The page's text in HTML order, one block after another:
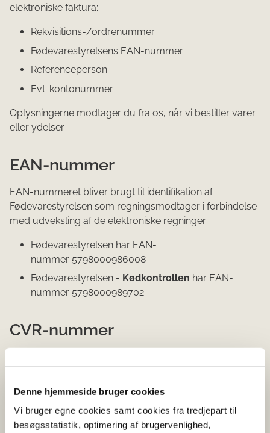
Denne hjemmeside bruger cookies
Vi bruger egne cookies samt cookies fra tredjepart til
besøgsstatistik, optimering af brugervenlighed,
elektroniske faktura:
Rekvisitions-/ordrenummer
Fødevarestyrelsens EAN-nummer
Referenceperson
Evt. kontonummer
Oplysningerne modtager du fra os, når vi bestiller varer
eller ydelser.
EAN-nummer
EAN-nummeret bliver brugt til identifikation af
Fødevarestyrelsen som regningsmodtager i forbindelse
med udveksling af de elektroniske regninger.
Fødevarestyrelsen har EAN-
nummer 5798000986008
Fødevarestyrelsen - Kødkontrollen har EAN-
nummer 5798000989702
CVR-nummer
Sådan sender du en elektronisk
faktura